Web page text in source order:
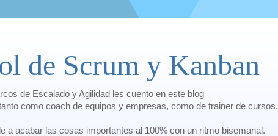
de Scrum y Kanban
de Escalado y Agilidad les cuento en este blog
como coach de equipos y empresas, como de trainer de cursos.
a acabar las cosas importantes al 100% con un ritmo bisemanal.